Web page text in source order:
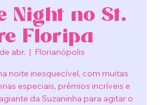
Night no St.
Floripa
abr.
  |
Florianópolis
noite inesquecível, com muitas
especiais, prêmios incríveis e
da Suzaninha para agitar o